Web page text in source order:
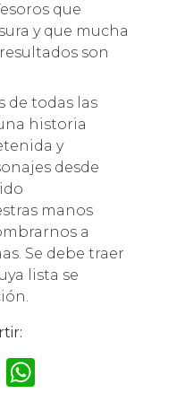
que
y que mucha
son
de todas las
historia
y
desde
manos
a
Se debe traer
lista se
T W